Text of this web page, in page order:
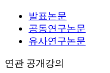
발표논문
공동연구논문
유사연구논문
연관 공개강의